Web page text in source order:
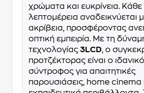
χρώματα και ευκρίνεια. Κάθε
λεπτομέρεια αναδεικνύεται
ακρίβεια, προσφέροντας
οπτική εμπειρία. Με τη
τεχνολογίας 3LCD, ο
προτζέκτορας είναι ο
σύντροφος για απαιτητικές
παρουσιάσεις, home cinema